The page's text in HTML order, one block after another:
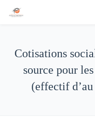
Cotisations
source pour
(effectif